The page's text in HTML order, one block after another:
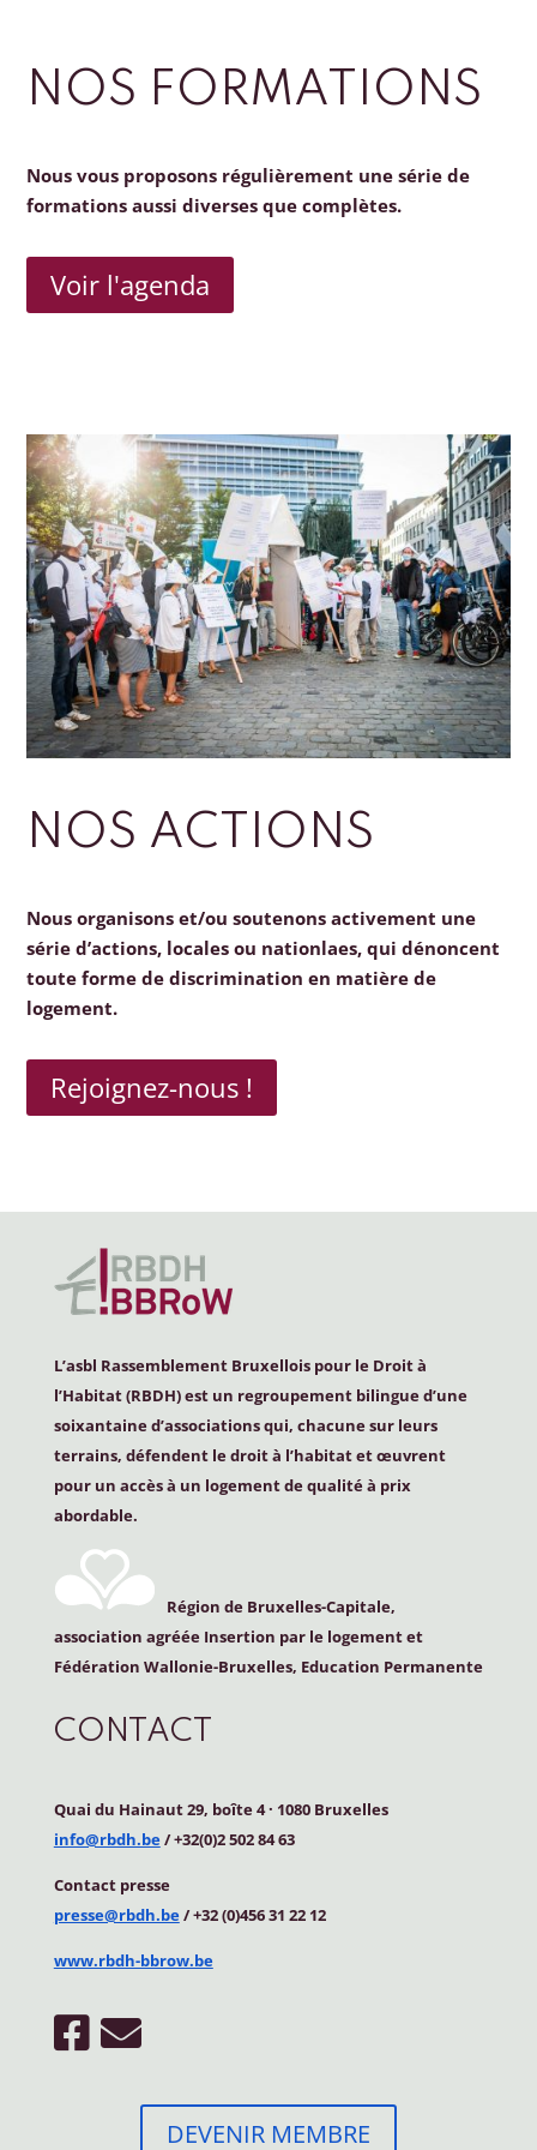
NOS FORMATIONS
Nous vous proposons régulièrement une série de
formations aussi diverses que complètes.
Voir l'agenda
NOS ACTIONS
Nous organisons et/ou soutenons activement une
série d’actions, locales ou nationlaes, qui dénoncent
toute forme de discrimination en matière de
logement.
Rejoignez-nous !
L’asbl Rassemblement Bruxellois pour le Droit à
l’Habitat (RBDH) est un regroupement bilingue d’une
soixantaine d’associations qui, chacune sur leurs
terrains, défendent le droit à l’habitat et œuvrent
pour un accès à un logement de qualité à prix
abordable.
Région de Bruxelles-Capitale,
association agréée Insertion par le logement et
Fédération Wallonie-Bruxelles, Education Permanente
CONTACT
Quai du Hainaut 29, boîte 4· 1080 Bruxelles
info@rbdh.be/ +32(0)2 502 84 63
Contact presse
presse@rbdh.be/ +32 (0)456 31 22 12
www.rbdh-bbrow.be
DEVENIR MEMBRE